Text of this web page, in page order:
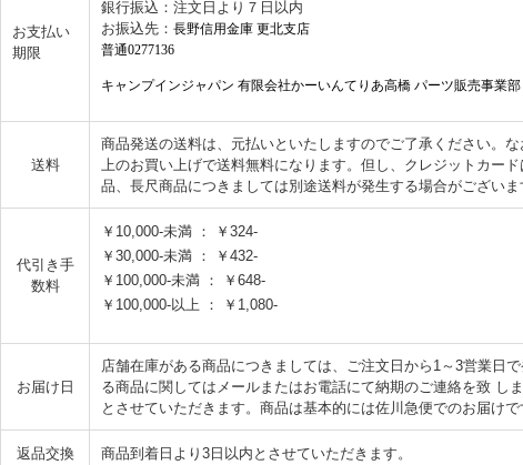
お支払い
期限
銀行振込：注文日より７日以内
お振込先： 長野信用金庫 更北支店
普通0277136
キャンプインジャパン 有限会社かーいんてりあ高橋 パーツ販売事業
送料
商品発送の送料は、元払いといたしますのでご了承ください。
上のお買い上げで送料無料になります。但し、クレジットカー
品、長尺商品につきましては別途送料が発生する場合がございま
代引き手
数料
￥10,000-未満 ： ￥324-
￥30,000-未満 ： ￥432-
￥100,000-未満 ： ￥648-
￥100,000-以上 ： ￥1,080-
お届け日
店舗在庫がある商品につきましては、ご注文日から1～3営業日
る商品に関してはメールまたはお電話にて納期のご連絡を致 し
とさせていただきます。商品は基本的には佐川急便でのお届けで
返品交換 商品到着日より3日以内とさせていただきます。